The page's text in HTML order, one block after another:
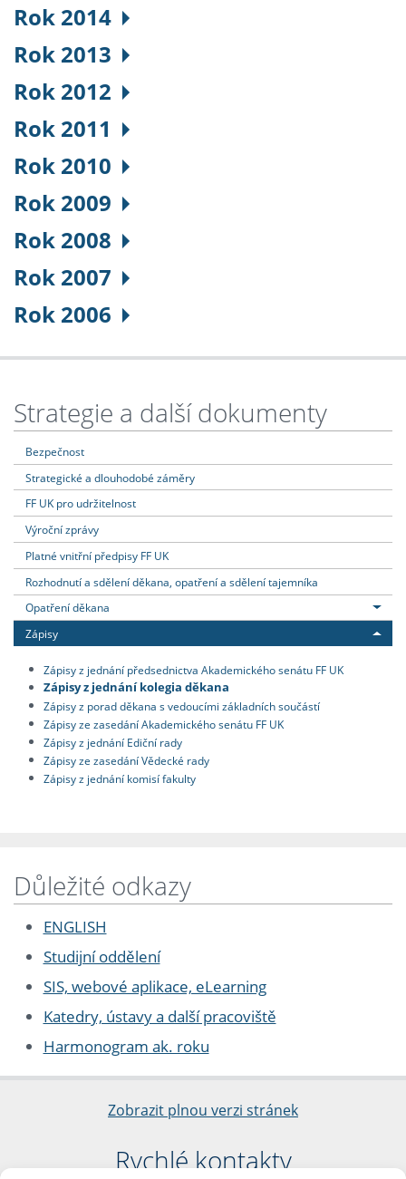
Rok 2014
Rok 2013
Rok 2012
Rok 2011
Rok 2010
Rok 2009
Rok 2008
Rok 2007
Rok 2006
Strategie a další dokumenty
Bezpečnost
Strategické a dlouhodobé záměry
FF UK pro udržitelnost
Výroční zprávy
Platné vnitřní předpisy FF UK
Rozhodnutí a sdělení děkana, opatření a sdělení tajemníka
Opatření děkana
Zápisy
Zápisy z jednání předsednictva Akademického senátu FF UK
Zápisy z jednání kolegia děkana
Zápisy z porad děkana s vedoucími základních součástí
Zápisy ze zasedání Akademického senátu FF UK
Zápisy z jednání Ediční rady
Zápisy ze zasedání Vědecké rady
Zápisy z jednání komisí fakulty
Důležité odkazy
ENGLISH
Studijní oddělení
SIS, webové aplikace, eLearning
Katedry, ústavy a další pracoviště
Harmonogram ak. roku
Zobrazit plnou verzi stránek
Rychlé kontakty